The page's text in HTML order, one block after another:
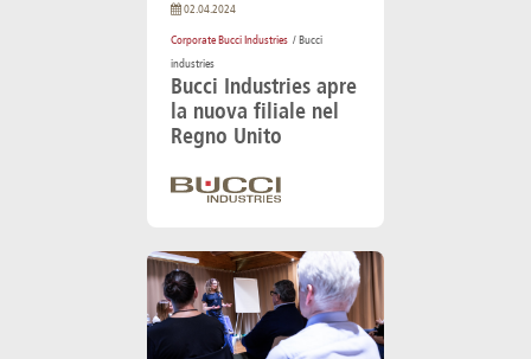
02.04.2024
Corporate Bucci Industries / Bucci
industries
Bucci Industries apre
la nuova filiale nel
Regno Unito